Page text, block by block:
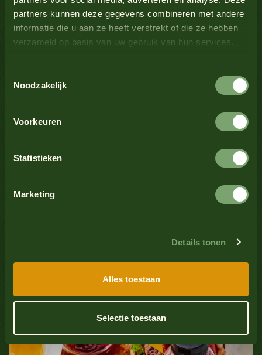
partners kunnen deze gegevens combineren met andere
informatie die u aan ze heeft verstrekt of die ze hebben
verzameld op basis van uw gebruik van hun services.
Noodzakelijk
Voorkeuren
Statistieken
Marketing
Details tonen
Alles toestaan
Selectie toestaan
glazuur
Melk Nee
Mosterd
Noten Nee
Schaaldieren Nee
Selderij Nee
Nee
Nee
Bekijk alle producten
Bekijk alle producten
Bekijk alle producten